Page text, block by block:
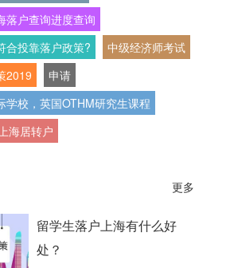
落户查询进度查询
合投靠落户政策?
中级经济师考试
2019
申请
学校，英国OTHM研究生课程
上海居转户
更多
留学生落户上海有什么好
处？